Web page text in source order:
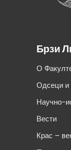
Брзи
О
Одсеци и
Научно-
Вести
Крас –